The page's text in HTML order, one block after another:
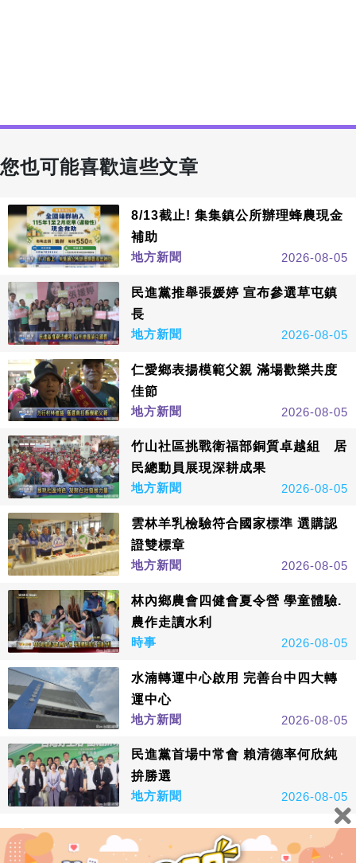
您也可能喜歡這些文章
8/13截止! 集集鎮公所辦理蜂農現金
補助
地方新聞
2026-08-05
民進黨推舉張媛婷 宣布參選草屯鎮
長
地方新聞
2026-08-05
仁愛鄉表揚模範父親 滿場歡樂共度
佳節
地方新聞
2026-08-05
竹山社區挑戰衛福部銅質卓越組 居
民總動員展現深耕成果
地方新聞
2026-08-05
雲林羊乳檢驗符合國家標準 選購認
證雙標章
地方新聞
2026-08-05
林內鄉農會四健會夏令營 學童體驗.
農作走讀水利
時事
2026-08-05
水湳轉運中心啟用 完善台中四大轉
運中心
地方新聞
2026-08-05
民進黨首場中常會 賴清德率何欣純
拚勝選
地方新聞
2026-08-05
看更多